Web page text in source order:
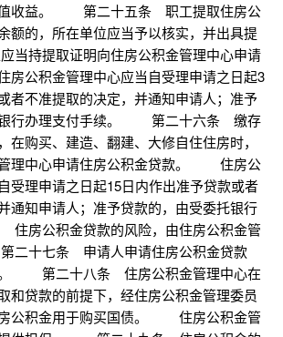
值收益。 第二十五条 职工提取住房公
额的，所在单位应当予以核实，并出具提
持提取证明向住房公积金管理中心申请
房公积金管理中心应当自受理申请之日起3
者不准提取的决定，并通知申请人；准予
银行办理支付手续。 第二十六条 缴存
在购买、建造、翻建、大修自住住房时，
管理中心申请住房公积金贷款。 住房公
受理申请之日起15日内作出准予贷款或者
通知申请人；准予贷款的，由受委托银行
房公积金贷款的风险，由住房公积金管
十七条 申请人申请住房公积金贷款
。 第二十八条 住房公积金管理中心在
和贷款的前提下，经住房公积金管理委员
公积金用于购买国债。 住房公积金管